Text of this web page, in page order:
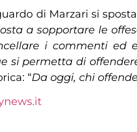
di Marzari si
a sopportare le
i commenti ed
si permetta di
“Da oggi, chi